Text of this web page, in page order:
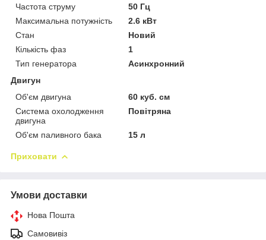
Частота струму
50 Гц
Максимальна потужність
2.6 кВт
Стан
Новий
Кількість фаз
1
Тип генератора
Асинхронний
Двигун
Об'єм двигуна
60 куб. см
Система охолодження
двигуна
Повітряна
Об'єм паливного бака 15 л
Приховати
Умови доставки
Нова Пошта
Самовивіз